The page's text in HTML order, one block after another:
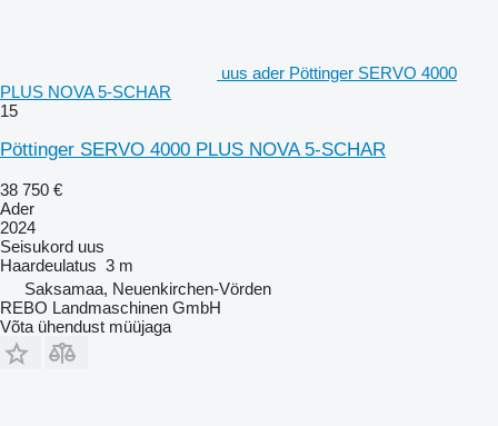
uus ader Pöttinger SERVO 4000
PLUS NOVA 5-SCHAR
15
Pöttinger SERVO 4000 PLUS NOVA 5-SCHAR
38 750 €
Ader
2024
Seisukord uus
Haardeulatus 3 m
Saksamaa, Neuenkirchen-Vörden
REBO Landmaschinen GmbH
Võta ühendust müüjaga